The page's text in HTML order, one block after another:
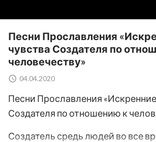
Песни Прославления
чувства Создателя по
человечеству»
04.04.2020
Песни Прославления
Создателя по отношению к
Создатель средь людей во все